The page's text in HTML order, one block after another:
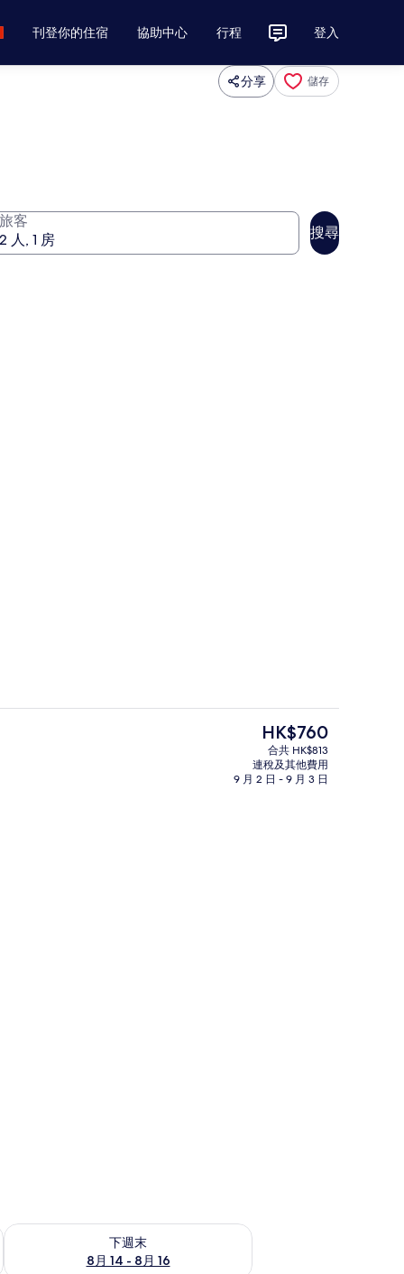
刊登你的住宿 協助中心 行程 登入
分享 儲存
旅客
搜尋
標準公寓 | 客廳 | 平面電視
現
價
HK$760
HK$760
合共 HK$813
連稅及其他費用
9 月 2 日 - 9 月 3 日
下週末
8月 14 - 8月 16
查看下週末 8月 14 - 8月 16的可訂空房